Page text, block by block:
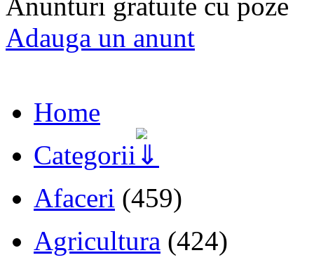
Adauga un anunt
Home
Categorii
Afaceri (459)
Agricultura (424)